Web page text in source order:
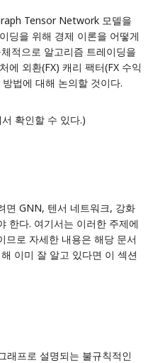
Tensor Network 모델을
딩을 위해 경제 이론을 어떻게
적으로 알고리즘 트레이딩을
에 외환(FX) 캐리 팩터(FX 수익
법에 대해 논의할 것이다.
확인할 수 있다.)
면 GNN, 텐서 네트워크, 강화
한다. 여기서는 이러한 주제에
므로 자세한 내용은 해당 문서
이미 잘 알고 있다면 이 섹션
프로 설명되는 불규칙적인